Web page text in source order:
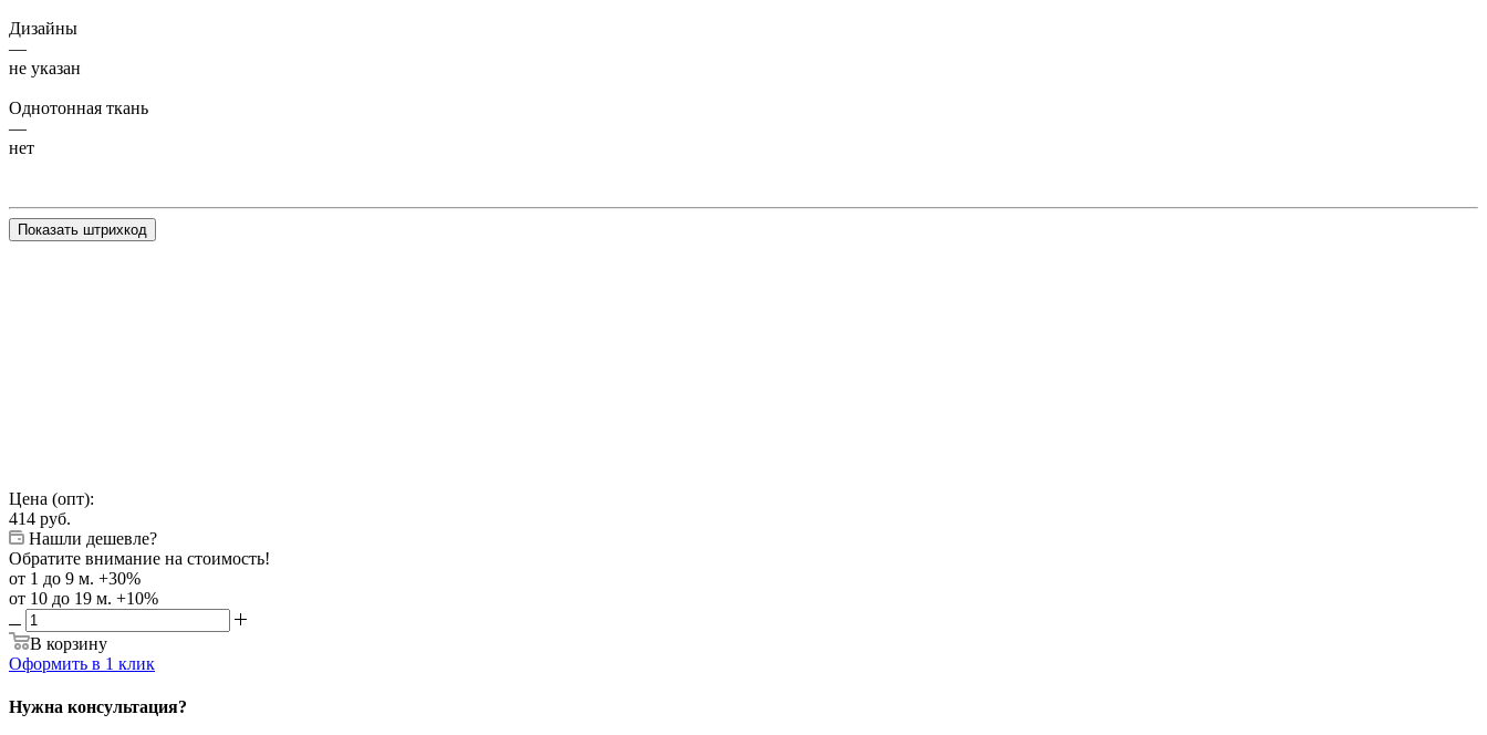
Дизайны
—
не указан
Однотонная ткань
—
нет
Показать штрихкод
Цена (опт):
414 руб.
Нашли дешевле?
Обратите внимание на стоимость!
от 1 до 9 м. +30%
от 10 до 19 м. +10%
В корзину
Оформить в 1 клик
Нужна консультация?